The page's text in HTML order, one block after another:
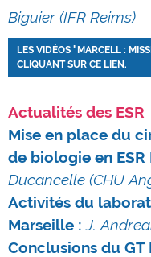
Biguier (IFR Reims)
LES VIDÉOS "MARCELL :
CLIQUANT SUR CE LIEN.
Actualités des ESR
Mise en place du
de biologie en ESR
Ducancelle (CHU
Activités du
Marseille : J.
Conclusions du GT